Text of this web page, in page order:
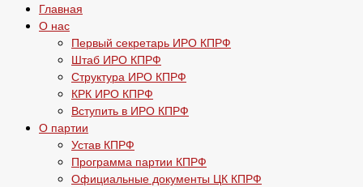
Главная
О нас
Первый секретарь ИРО КПРФ
Штаб ИРО КПРФ
Структура ИРО КПРФ
КРК ИРО КПРФ
Вступить в ИРО КПРФ
О партии
Устав КПРФ
Программа партии КПРФ
Официальные документы ЦК КПРФ